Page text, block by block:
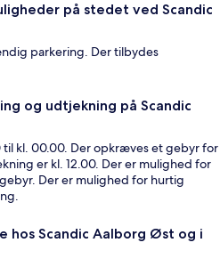
på stedet ved Scandic
parkering. Der tilbydes
og udtjekning på Scandic
til kl. 00.00. Der opkræves et gebyr for
er kl. 12.00. Der er mulighed for
Der er mulighed for hurtig
hos Scandic Aalborg Øst og i